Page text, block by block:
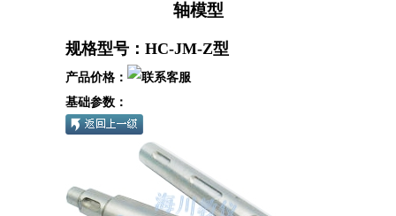
轴模型
规格型号：HC-JM-Z型
产品价格：
基础参数：